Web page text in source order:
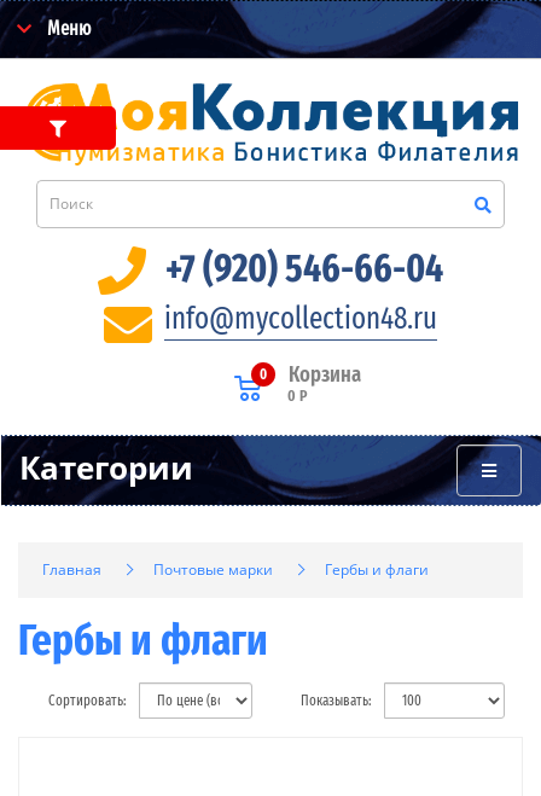
Меню
+7 (920) 546-66-04
info@mycollection48.ru
Корзина
0
0 Р
Категории
Главная Почтовые марки Гербы и флаги
Гербы и флаги
Сортировать: Показывать: